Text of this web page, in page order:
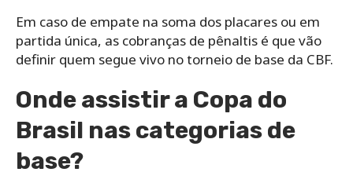
Em caso de empate na soma dos placares ou em
partida única, as cobranças de pênaltis é que vão
definir quem segue vivo no torneio de base da CBF.
Onde assistir a Copa do
Brasil nas categorias de
base?